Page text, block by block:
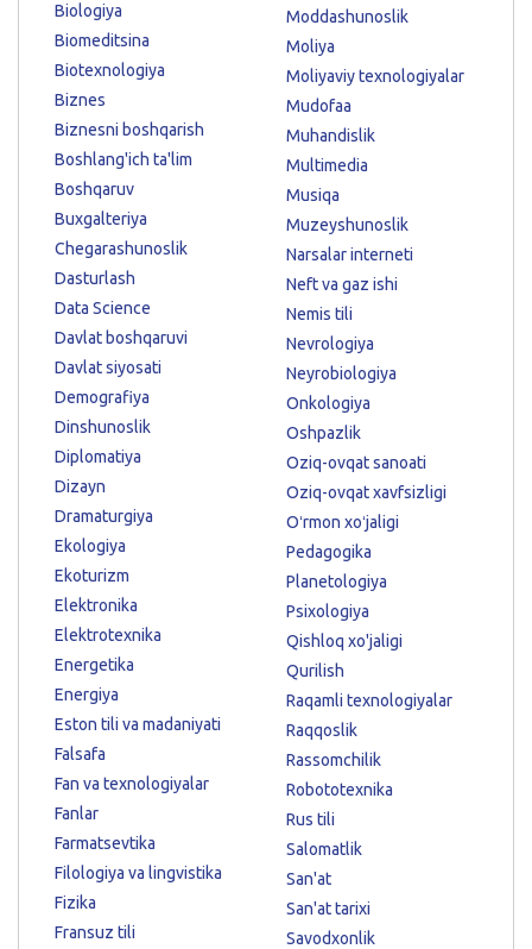
Biologiya
Biomeditsina
Biotexnologiya
Biznes
Biznesni boshqarish
Boshlang'ich ta'lim
Boshqaruv
Buxgalteriya
Chegarashunoslik
Dasturlash
Data Science
Davlat boshqaruvi
Davlat siyosati
Demografiya
Dinshunoslik
Diplomatiya
Dizayn
Dramaturgiya
Ekologiya
Ekoturizm
Elektronika
Elektrotexnika
Energetika
Energiya
Eston tili va madaniyati
Falsafa
Fan va texnologiyalar
Fanlar
Farmatsevtika
Filologiya va lingvistika
Fizika
Fransuz tili
Moddashunoslik
Moliya
Moliyaviy texnologiyalar
Mudofaa
Muhandislik
Multimedia
Musiqa
Muzeyshunoslik
Narsalar interneti
Neft va gaz ishi
Nemis tili
Nevrologiya
Neyrobiologiya
Onkologiya
Oshpazlik
Oziq-ovqat sanoati
Oziq-ovqat xavfsizligi
Oʻrmon xoʻjaligi
Pedagogika
Planetologiya
Psixologiya
Qishloq xo'jaligi
Qurilish
Raqamli texnologiyalar
Raqqoslik
Rassomchilik
Robototexnika
Rus tili
Salomatlik
San'at
San'at tarixi
Savodxonlik